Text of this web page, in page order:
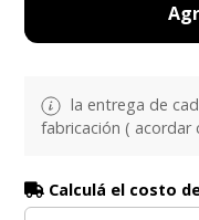
la entrega de
fabricación ( acordar
Calculá el costo